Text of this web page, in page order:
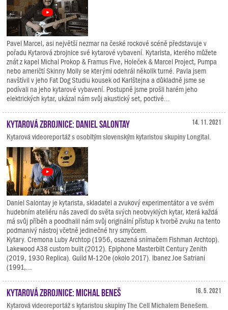
Pavel Marcel, asi největší nezmar na české rockové scéně představuje v
pořadu Kytarová zbrojnice své kytarové vybavení. Kytarista, kterého můžete
znát z kapel Michal Prokop & Framus Five, Holeček & Marcel Project, Pumpa
nebo američtí Skinny Molly se kterými odehrál několik turné. Pavla jsem
navštívil v jeho Fat Dog Studiu kousek od Karlštejna a důkladně jsme se
podívali na jeho kytarové vybavení. Postupně jsme prošli harém jeho
elektrických kytar, ukázal nám svůj akustický set, poctivé...
14. 11. 2021
Kytarová zbrojnice: Daniel Salontay
Kytarová videoreportáž s osobitým slovenským kytaristou skupiny Longital.
Daniel Salontay je kytarista, skladatel a zvukový experimentátor a ve svém
hudebním ateliéru nás zavedl do světa svých neobvyklých kytar, která každá
má svůj příběh a poodhalil nám svůj originální přístup k tvorbě zvuku na tento
podmanivý nástroj včetně jedinečné hry smyčcem.
Kytary. Cremona Luby Archtop (1956, osazená snímačem Fishman Archtop).
Lakewood A38 custom built (2012). Epiphone Masterbilt Century Zenith
(2019, 1930 Replica). Guild M-120e (okolo 2017). Ibanez Joe Satriani
(1991,...
16. 5. 2021
Kytarová zbrojnice: Michal Beneš
Kytarová videoreportáž s kytaristou skupiny The Cell Michalem Benešem.